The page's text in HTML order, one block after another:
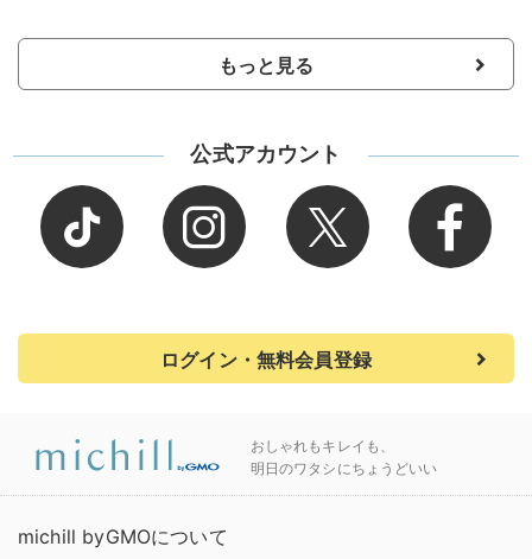
もっと見る
公式アカウント
ログイン・無料会員登録
おしゃれもキレイも、
明日のワタシにちょうどいい
michill byGMOについて